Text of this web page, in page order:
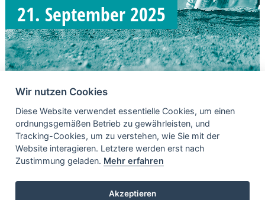
21. September 2025
WEITERE INHALTE
Wir nutzen Cookies
Diese Website verwendet essentielle Cookies, um einen
ordnungsgemäßen Betrieb zu gewährleisten, und
Tracking-Cookies, um zu verstehen, wie Sie mit der
Website interagieren. Letztere werden erst nach
Zustimmung geladen. Mehr erfahren
Akzeptieren